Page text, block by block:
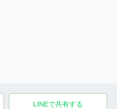
LINEで共有する